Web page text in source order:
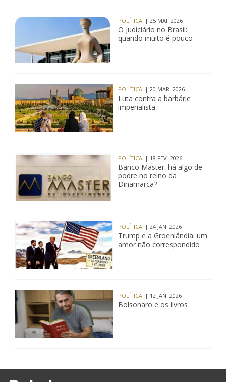
POLÍTICA | 25 MAI. 2026
O judiciário no Brasil:
quando muito é pouco
POLÍTICA | 20 MAR. 2026
Luta contra a barbárie
imperialista
POLÍTICA | 18 FEV. 2026
Banco Master: há algo de
podre no reino da
Dinamarca?
POLÍTICA | 24 JAN. 2026
Trump e a Groenlândia: um
amor não correspondido
POLÍTICA | 12 JAN. 2026
Bolsonaro e os livros